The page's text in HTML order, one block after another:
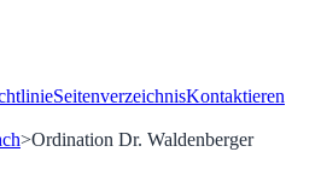
SeitenverzeichnisKontaktieren
>Ordination Dr. Waldenberger